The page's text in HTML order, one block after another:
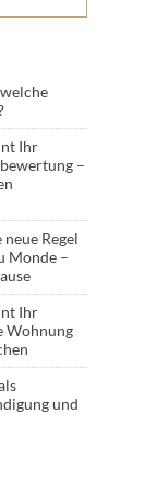
Ihr
–
Regel
Monde –
Ihr
Wohnung
und